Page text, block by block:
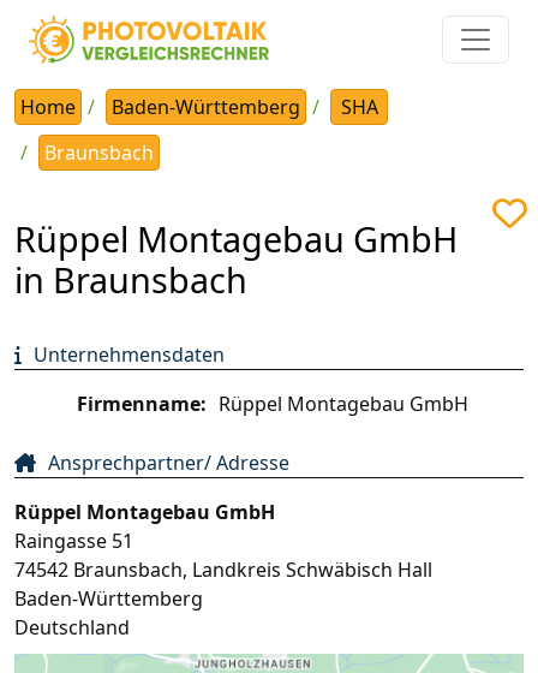
Home Baden-Württemberg
SHA
Braunsbach
Rüppel Montagebau GmbH
in Braunsbach
Unternehmensdaten
Firmenname: Rüppel Montagebau GmbH
Ansprechpartner/ Adresse
Rüppel Montagebau GmbH
Raingasse 51
74542 Braunsbach, Landkreis Schwäbisch Hall
Baden-Württemberg
Deutschland